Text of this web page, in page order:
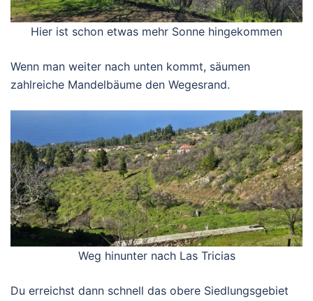
Hier ist schon etwas mehr Sonne hingekommen
Wenn man weiter nach unten kommt, säumen
zahlreiche Mandelbäume den Wegesrand.
Weg hinunter nach Las Tricias
Du erreichst dann schnell das obere Siedlungsgebiet